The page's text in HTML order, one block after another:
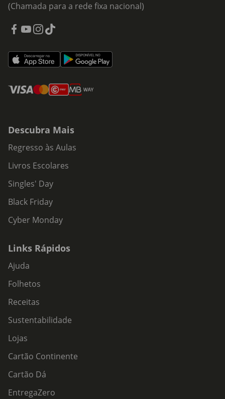
(Chamada para a rede fixa nacional)
Descubra Mais
Regresso às Aulas
Livros Escolares
Singles' Day
Black Friday
Cyber Monday
Links Rápidos
Ajuda
Folhetos
Receitas
Sustentabilidade
Lojas
Cartão Continente
Cartão Dá
EntregaZero